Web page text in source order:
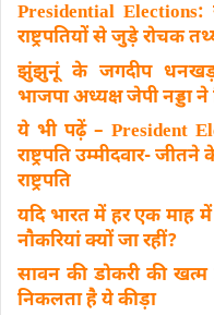
Presidential Elections:
राष्ट्रपतियों से जुड़े
झुंझुनूं के जगदीप धनखड़
भाजपा अध्यक्ष जेपी नड्डा
ये भी पढ़ें – President
राष्ट्रपति उम्मीदवार-
राष्ट्रपति
यदि भारत में हर एक माह में
नौकरियां क्यों जा रहीं?
सावन की डोकरी की खत्म
निकलता है ये कीड़ा